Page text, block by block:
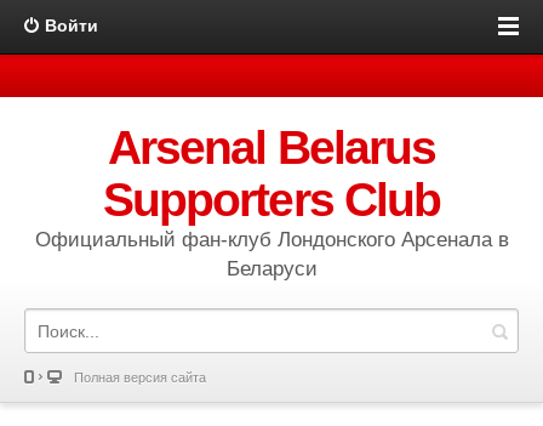
Войти
Arsenal Belarus
Supporters Club
Официальный фан-клуб Лондонского Арсенала в
Беларуси
Полная версия сайта